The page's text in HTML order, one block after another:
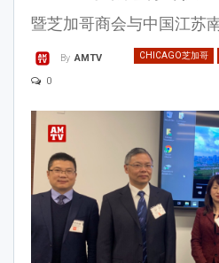
暨芝加哥商会与中国江苏
CHICAGO芝加哥
By AMTV
0